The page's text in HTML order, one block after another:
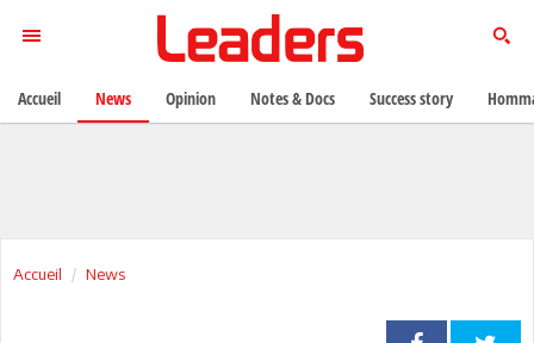
Accueil News
Accueil News Opinion Notes & Docs Success story